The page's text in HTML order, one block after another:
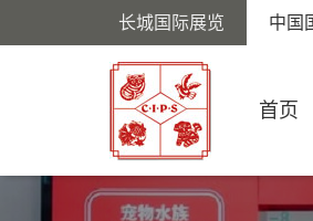
长城国际展览 中国
首页